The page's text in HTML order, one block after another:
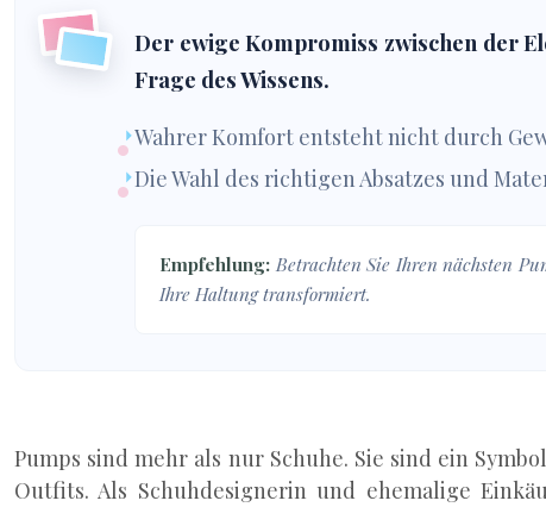
Der ewige Kompromiss zwischen der
Frage des Wissens.
Wahrer Komfort entsteht nicht durch
Die Wahl des richtigen Absatzes und
Empfehlung: Betrachten Sie Ihren nächsten
Ihre Haltung transformiert.
Pumps sind mehr als nur Schuhe. Sie sind ein
Outfits. Als Schuhdesignerin und ehemalige